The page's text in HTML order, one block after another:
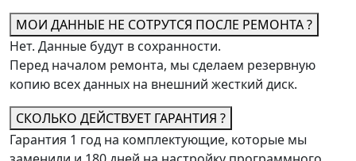
МОИ ДАННЫЕ НЕ СОТРУТСЯ ПОСЛЕ РЕМОНТА ?
Нет. Данные будут в сохранности.
Перед началом ремонта, мы сделаем резервную
копию всех данных на внешний жесткий диск.
СКОЛЬКО ДЕЙСТВУЕТ ГАРАНТИЯ ?
Гарантия 1 год на комплектующие, которые мы